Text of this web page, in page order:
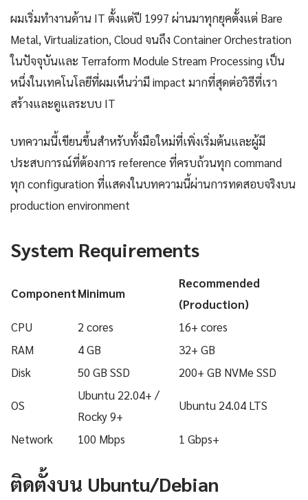
ผมเริ่มทำงานด้าน IT ตั้งแต่ปี 1997 ผ่านมาทุกยุคตั้งแต่ Bare
Metal, Virtualization, Cloud จนถึง Container Orchestration
ในปัจจุบันและ Terraform Module Stream Processing เป็น
หนึ่งในเทคโนโลยีที่ผมเห็นว่ามี impact มากที่สุดต่อวิธีที่เรา
สร้างและดูแลระบบ IT
บทความนี้เขียนขึ้นสำหรับทั้งมือใหม่ที่เพิ่งเริ่มต้นและผู้มี
ประสบการณ์ที่ต้องการ reference ที่ครบถ้วนทุก command
ทุก configuration ที่แสดงในบทความนี้ผ่านการทดสอบจริงบน
production environment
System Requirements
ComponentMinimum
Recommended
(Production)
CPU
2 cores
16+ cores
RAM
4 GB
32+ GB
Disk
50 GB SSD 200+ GB NVMe SSD
OS
Ubuntu 22.04+ /
Rocky 9+
Ubuntu 24.04 LTS
Network 100 Mbps 1 Gbps+
ติดตั้งบน Ubuntu/Debian